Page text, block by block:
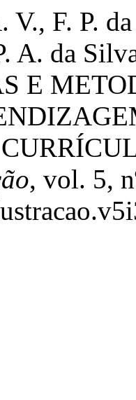
V., F. P.
A. da
E
, vol. 5,